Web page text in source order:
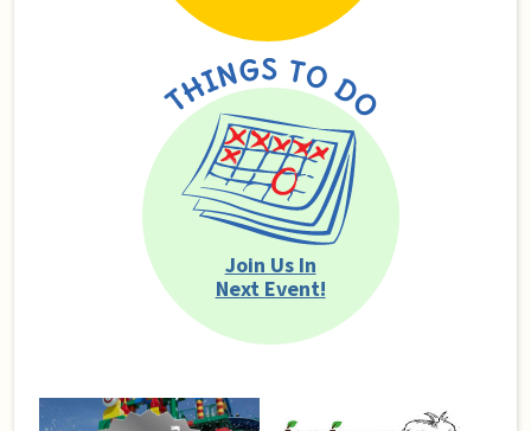
Join Us In
Next Event!